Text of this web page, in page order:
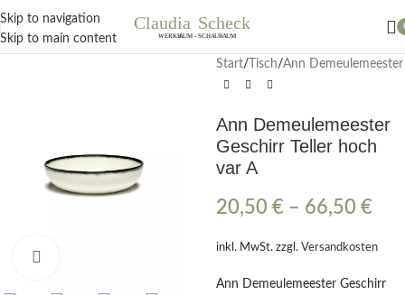
Skip to navigation
Skip to main content
Nächster Workshop Papierblumen, Sonntag 19. Juli / 11 Uhr
Start/ Tisch/Ann Demeulemeester
Ann Demeulemeester
Geschirr Teller hoch
var A
20,50 € – 66,50 €
inkl. MwSt. zzgl. Versandkosten
Ann Demeulemeester Geschirr